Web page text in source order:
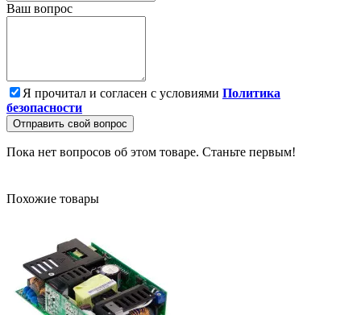
Ваш вопрос
Я прочитал и согласен с условиями Политика
безопасности
Отправить свой вопрос
Пока нет вопросов об этом товаре. Станьте первым!
Похожие товары